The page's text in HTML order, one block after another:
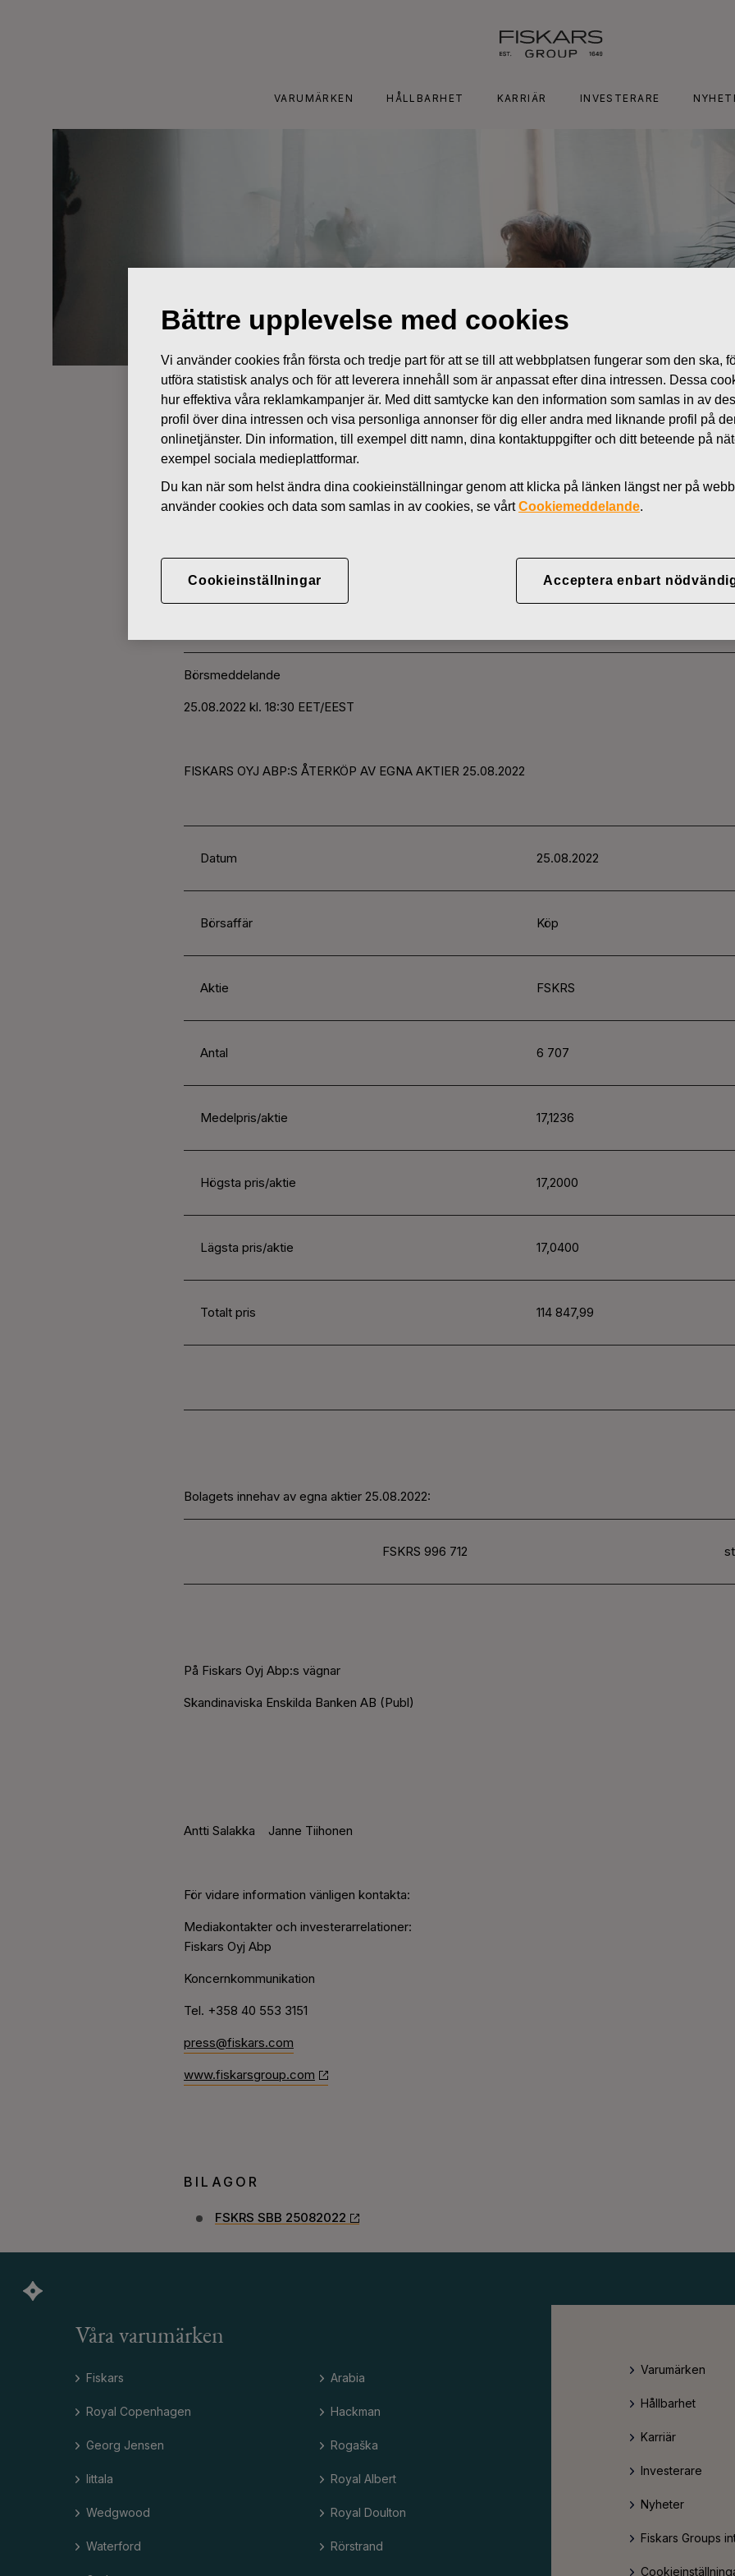
VARUMÄRKEN HÅLLBARHET KARRIÄR INVESTERARE
Nyheter
ÄGARFÖRÄNDRINGAR I EGNA AKTIER
AUGUSTI 25, 2022
FISKARS OYJ ABP:S ÅTERKÖP AV
Börsmeddelande
25.08.2022 kl. 18:30 EET/EEST
FISKARS OYJ ABP:S ÅTERKÖP AV EGNA AKTIER 25.08.2022
Datum 25.08.2022
Börsaffär Köp
Aktie FSKRS
Antal 6 707
Medelpris/aktie 17,1236
Högsta pris/aktie 17,2000
Lägsta pris/aktie 17,0400
Totalt pris 114 847,99
Bolagets innehav av egna aktier 25.08.2022:
FSKRS 996 712
På Fiskars Oyj Abp:s vägnar
Skandinaviska Enskilda Banken AB (Publ)
Antti Salakka Janne Tiihonen
För vidare information vänligen kontakta:
Mediakontakter och investerarrelationer:
Fiskars Oyj Abp
Koncernkommunikation
Tel. +358 40 553 3151
press@fiskars.com
www.fiskarsgroup.com
BILAGOR
FSKRS SBB 25082022
Våra varumärken
Fiskars
Royal Copenhagen
Georg Jensen
Iittala
Wedgwood
Waterford
Arabia
Hackman
Rogaška
Royal Albert
Royal Doulton
Rörstrand
Varumärken
Hållbarhet
Karriär
Investerare
Nyheter
Fiskars Groups
Bättre upplevelse med cookies
Vi använder cookies från första och tredje part för att se till att webbplatsen fungerar som den ska,
utföra statistisk analys och för att leverera innehåll som är anpassat efter dina intressen. Dessa
hur effektiva våra reklamkampanjer är. Med ditt samtycke kan den information som samlas in av
profil över dina intressen och visa personliga annonser för dig eller andra med liknande profil på
onlinetjänster. Din information, till exempel ditt namn, dina kontaktuppgifter och ditt beteende på
exempel sociala medieplattformar.
Du kan när som helst ändra dina cookieinställningar genom att klicka på länken längst ner på
använder cookies och data som samlas in av cookies, se vårtCookiemeddelande.
Cookieinställningar Acceptera enbart